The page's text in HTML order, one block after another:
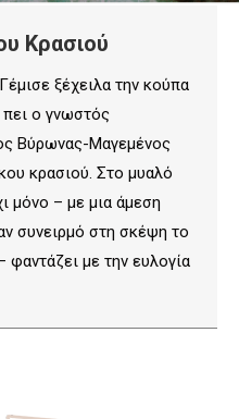
Κρασιού
ξέχειλα την κούπα
πει ο γνωστός
Βύρωνας-Μαγεμένος
κρασιού. Στο μυαλό
μόνο – με μια άμεση
συνειρμό στη σκέψη το
με την ευλογία